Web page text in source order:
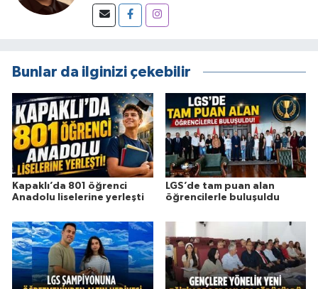
Bunlar da ilginizi çekebilir
Kapaklı’da 801 öğrenci
Anadolu liselerine yerleşti
LGS’de tam puan alan
öğrencilerle buluşuldu